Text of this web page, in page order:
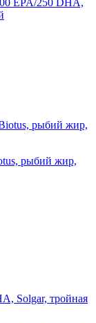
рыбий жир,